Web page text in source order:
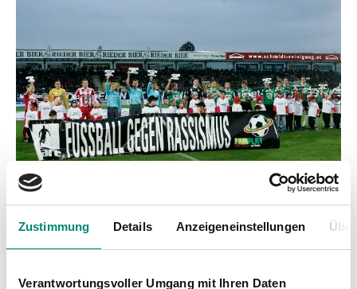
Zustimmung Details Anzeigeneinstellungen
Verantwortungsvoller Umgang mit Ihren Daten